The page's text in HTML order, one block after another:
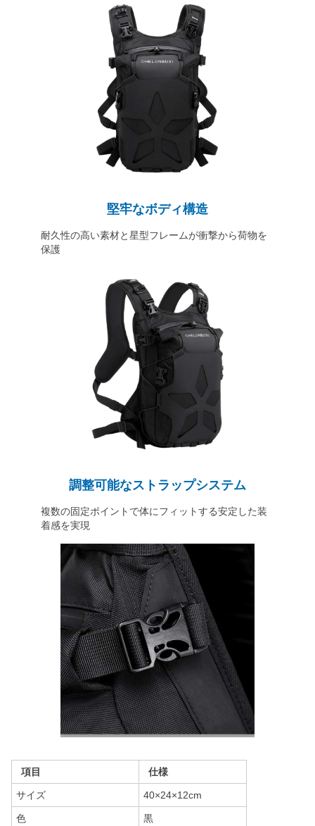
堅牢なボディ構造
耐久性の高い素材と星型フレームが衝撃から荷物を
保護
調整可能なストラップシステム
複数の固定ポイントで体にフィットする安定した装
着感を実現
項目 仕様
サイズ 40×24×12cm
色 黒